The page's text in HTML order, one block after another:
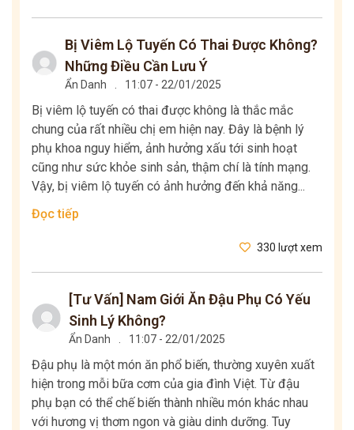
Bị Viêm Lộ Tuyến Có Thai Được Không?
Những Điều Cần Lưu Ý
Ẩn Danh 11:07 - 22/01/2025
Bị viêm lộ tuyến có thai được không là thắc mắc
chung của rất nhiều chị em hiện nay. Đây là bệnh lý
phụ khoa nguy hiểm, ảnh hưởng xấu tới sinh hoạt
cũng như sức khỏe sinh sản, thậm chí là tính mạng.
Vậy, bị viêm lộ tuyến có ảnh hưởng đến khả năng...
Đọc tiếp
330 lượt xem
[Tư Vấn] Nam Giới Ăn Đậu Phụ Có Yếu
Sinh Lý Không?
Ẩn Danh 11:07 - 22/01/2025
Đậu phụ là một món ăn phổ biến, thường xuyên xuất
hiện trong mỗi bữa cơm của gia đình Việt. Từ đậu
phụ bạn có thể chế biến thành nhiều món khác nhau
với hương vị thơm ngon và giàu dinh dưỡng. Tuy